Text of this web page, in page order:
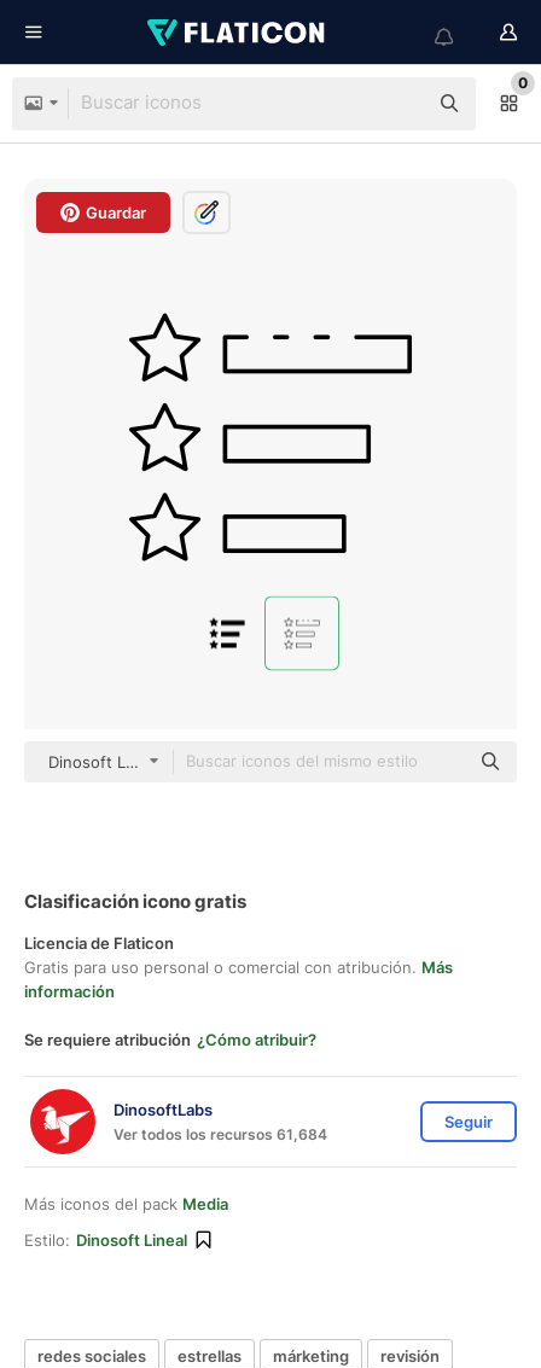
0
Guardar
Dinosoft Lineal
Clasificación icono gratis
Licencia de Flaticon
Gratis para uso personal o comercial con atribución. Más
información
Se requiere atribución ¿Cómo atribuir?
DinosoftLabs
Ver todos los recursos 61,684
Seguir
Más iconos del pack Media
Estilo: Dinosoft Lineal
redes sociales estrellas márketing
revisión